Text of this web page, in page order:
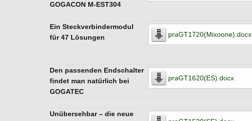
GOGACON M-EST304
Ein Steckverbindermodul
für 47 Lösungen
praGT1720(Mixoone).docx
Den passenden Endschalter
findet man natürlich bei
GOGATEC
praGT1620(ES).docx
Unübersehbar – die neue